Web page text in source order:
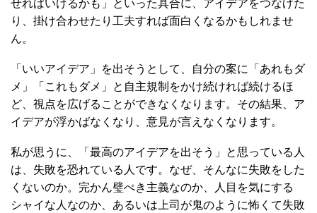
せればいけるかも」といった具合に、アイデアをつなげた
り、掛け合わせたり工夫すれば面白くなるかもしれませ
ん。
「いいアイデア」を出そうとして、自分の案に「あれもダ
メ」「これもダメ」と自主規制をかけ続ければ続けるほ
ど、視点を広げることができなくなります。その結果、ア
イデアが浮かばなくなり、意見が言えなくなります。
私が思うに、「最高のアイデアを出そう」と思っている人
は、失敗を恐れている人です。なぜ、そんなに失敗をした
くないのか。完かん璧ぺき主義なのか、人目を気にする
シャイな人なのか、あるいは上司が鬼のように怖くて失敗